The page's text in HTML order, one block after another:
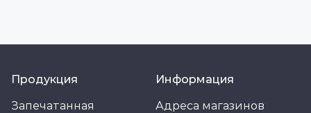
Продукция
Запечатанная
Информация
Адреса магазинов